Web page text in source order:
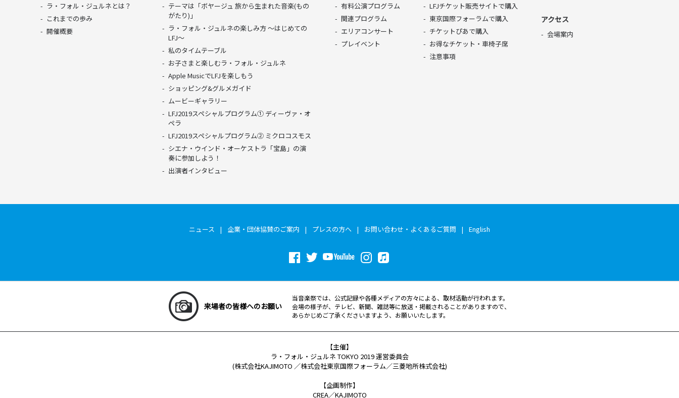
ラ・フォル・ジュルネとは？
これまでの歩み
開催概要
テーマは「ボヤージュ 旅から生まれた音楽(もの
がたり)」
ラ・フォル・ジュルネの楽しみ方 〜はじめての
LFJ〜
私のタイムテーブル
お子さまと楽しむラ・フォル・ジュルネ
Apple MusicでLFJを楽しもう
ショッピング&グルメガイド
ムービーギャラリー
LFJ2019スペシャルプログラム① ディーヴァ・オ
ペラ
LFJ2019スペシャルプログラム② ミクロコスモス
シエナ・ウインド・オーケストラ「宝島」の演
奏に参加しよう！
出演者インタビュー
有料公演プログラム
関連プログラム
エリアコンサート
プレイベント
LFJチケット販売サイトで購入
東京国際フォーラムで購入
チケットぴあで購入
お得なチケット・車椅子席
注意事項
アクセス
会場案内
ニュース 企業・団体協賛のご案内 プレスの方へ お問い合わせ・よくあるご質問 English
来場者の皆様へのお願い
当音楽祭では、公式記録や各種メディアの方々による、取材活動が行われます。
会場の様子が、テレビ、新聞、雑誌等に放送・掲載されることがありますので、
あらかじめご了承くださいますよう、お願いいたします。
【主催】
ラ・フォル・ジュルネ TOKYO 2019 運営委員会
(株式会社KAJIMOTO ／株式会社東京国際フォーラム／三菱地所株式会社)
【企画制作】
CREA／KAJIMOTO